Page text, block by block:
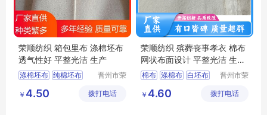
荣顺纺织 箱包里布 涤棉坯布
透气性好 平整光洁 生产
涤棉坯布 纯棉坯布
平纹坯布
晋州市荣
限公司
￥ 4.50 拨打电话
荣顺纺织 殡葬丧事孝衣 棉布
网状布面设计 平整光洁 生产
厂家
棉布 涤棉布 白坯布
晋州市荣
限公司
￥ 4.60 拨打电话